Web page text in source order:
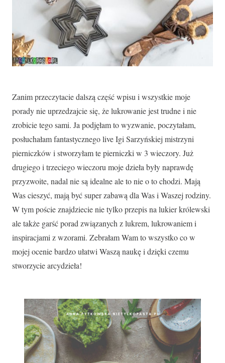
Zanim przeczytacie dalszą część wpisu i wszystkie moje
porady nie uprzedzajcie się, że lukrowanie jest trudne i nie
zrobicie tego sami. Ja podjęłam to wyzwanie, poczytałam,
posłuchałam fantastycznego live Igi Sarzyńskiej mistrzyni
pierniczków i stworzyłam te pierniczki w 3 wieczory. Już
drugiego i trzeciego wieczoru moje dzieła były naprawdę
przyzwoite, nadal nie są idealne ale to nie o to chodzi. Mają
Was cieszyć, mają być super zabawą dla Was i Waszej rodziny.
W tym poście znajdziecie nie tylko przepis na lukier królewski
ale także garść porad związanych z lukrem, lukrowaniem i
inspiracjami z wzorami. Zebrałam Wam to wszystko co w
mojej ocenie bardzo ułatwi Waszą naukę i dzięki czemu
stworzycie arcydzieła!